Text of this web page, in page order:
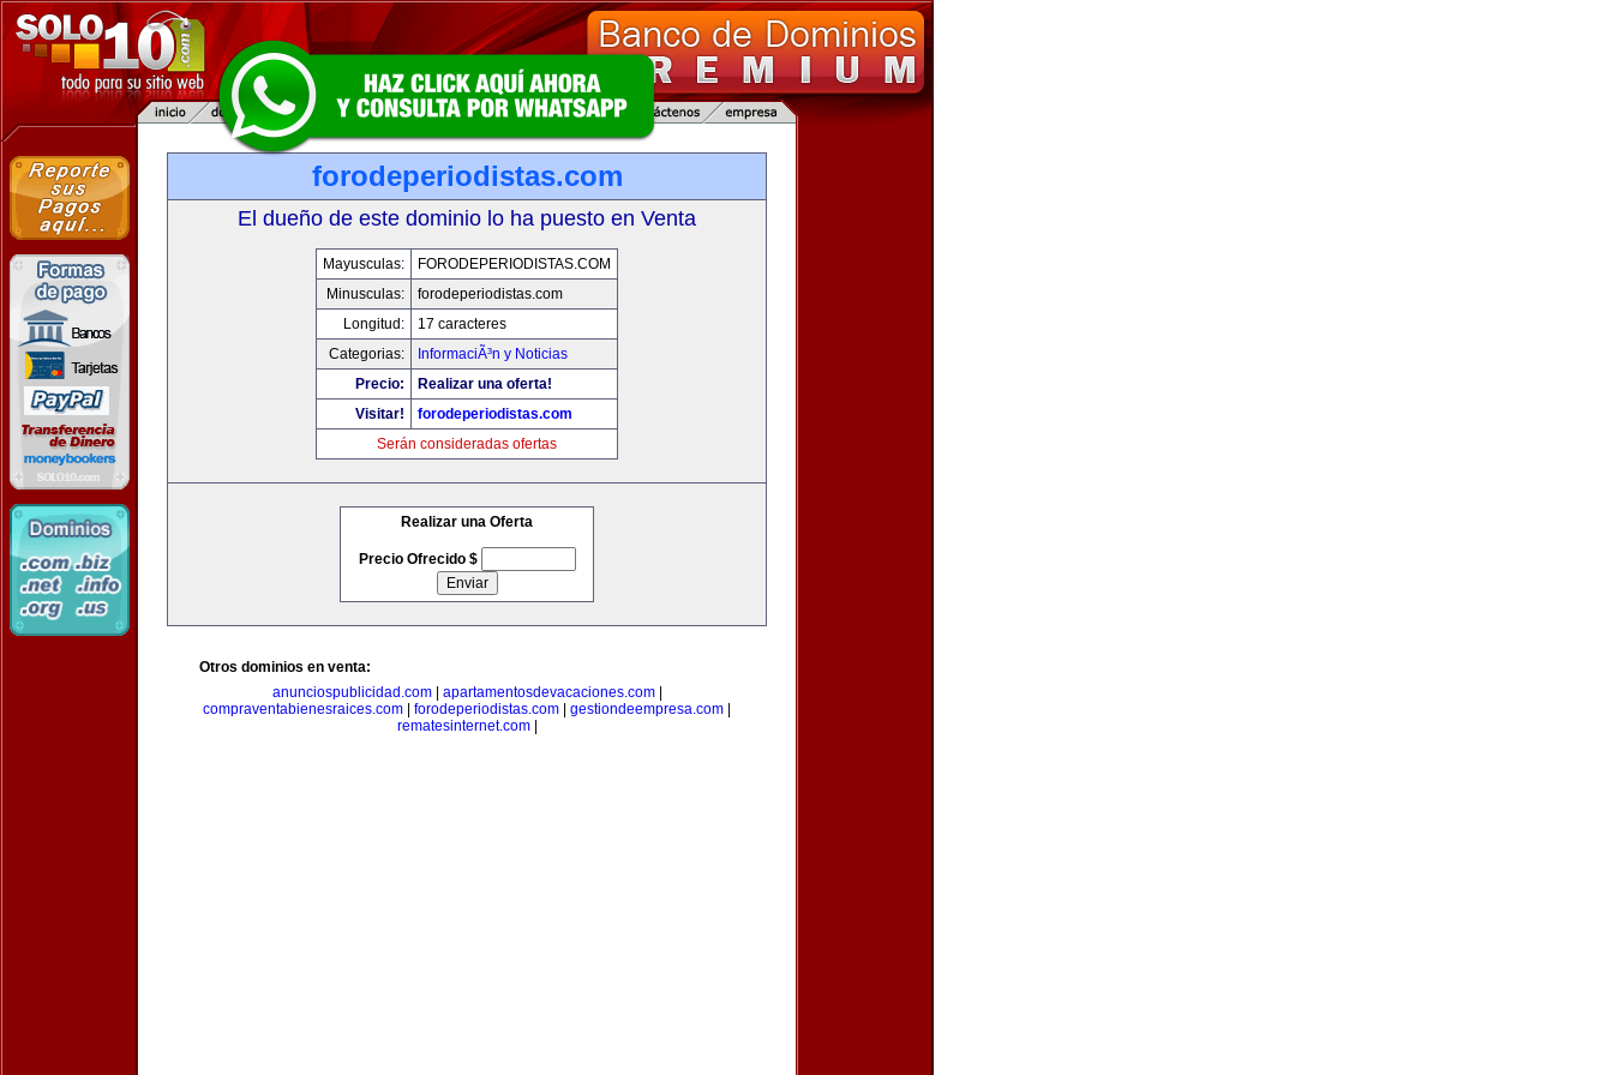
forodeperiodistas.com
El dueño de este dominio lo ha puesto en Venta
Mayusculas:
FORODEPERIODISTAS.COM
Minusculas:
forodeperiodistas.com
Longitud:
17 caracteres
Categorias:
InformaciÃ³n y Noticias
Precio:
Realizar una oferta!
Visitar!
forodeperiodistas.com
Serán consideradas ofertas
Realizar una Oferta
Precio Ofrecido $
Otros dominios en venta:
anunciospublicidad.com| apartamentosdevacaciones.com|
compraventabienesraices.com
forodeperiodistas.com gestiondeempresa.com
rematesinternet.com|